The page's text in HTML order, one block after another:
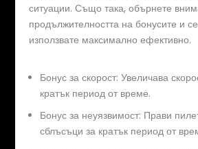
ситуации. Също така, обърнете
продължителността на бонусите и
използвате максимално ефективно.
Бонус за скорост: Увеличава
кратък период от време.
Бонус за неуязвимост: Прави
сблъсъци за кратък период от